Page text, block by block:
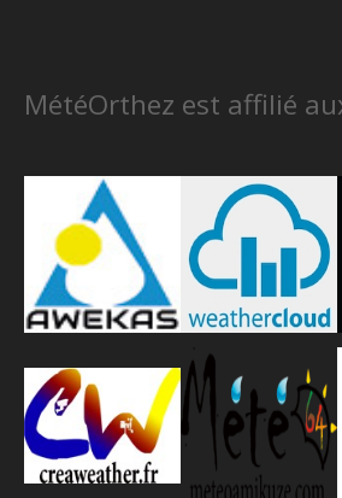
MétéOrthez est affilié